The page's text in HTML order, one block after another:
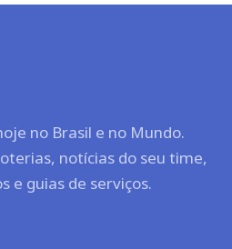
no Brasil e no Mundo.
notícias do seu time,
e guias de serviços.